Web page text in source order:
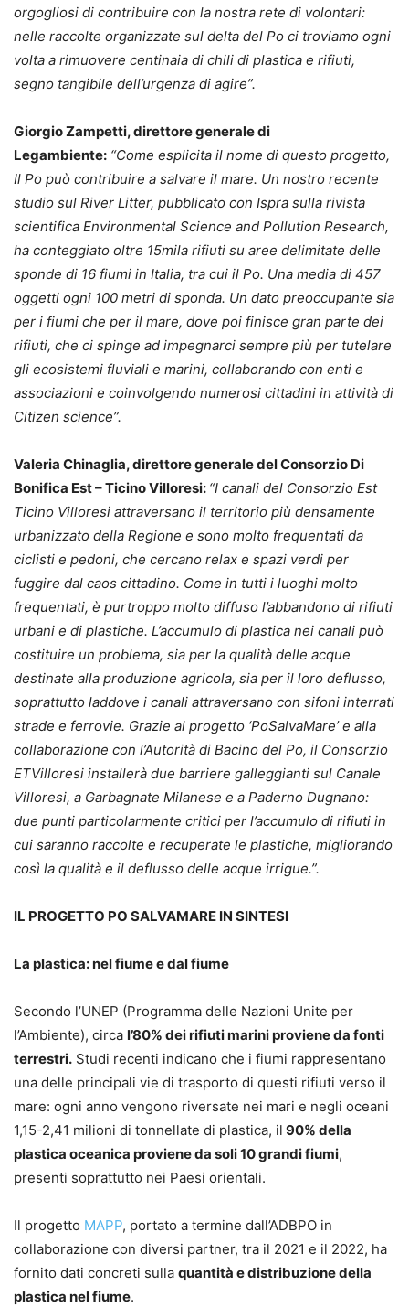
orgogliosi di contribuire con la nostra rete di volontari:
nelle raccolte organizzate sul delta del Po ci troviamo ogni
volta a rimuovere centinaia di chili di plastica e rifiuti,
segno tangibile dell’urgenza di agire”.
Giorgio Zampetti, direttore generale di
Legambiente: “Come esplicita il nome di questo progetto,
Il Po può contribuire a salvare il mare. Un nostro recente
studio sul River Litter, pubblicato con Ispra sulla rivista
scientifica Environmental Science and Pollution Research,
ha conteggiato oltre 15mila rifiuti su aree delimitate delle
sponde di 16 fiumi in Italia, tra cui il Po. Una media di 457
oggetti ogni 100 metri di sponda. Un dato preoccupante sia
per i fiumi che per il mare, dove poi finisce gran parte dei
rifiuti, che ci spinge ad impegnarci sempre più per tutelare
gli ecosistemi fluviali e marini, collaborando con enti e
associazioni e coinvolgendo numerosi cittadini in attività di
Citizen science”.
Valeria Chinaglia, direttore generale del Consorzio Di
Bonifica Est – Ticino Villoresi: “I canali del Consorzio Est
Ticino Villoresi attraversano il territorio più densamente
urbanizzato della Regione e sono molto frequentati da
ciclisti e pedoni, che cercano relax e spazi verdi per
fuggire dal caos cittadino. Come in tutti i luoghi molto
frequentati, è purtroppo molto diffuso l’abbandono di rifiuti
urbani e di plastiche. L’accumulo di plastica nei canali può
costituire un problema, sia per la qualità delle acque
destinate alla produzione agricola, sia per il loro deflusso,
soprattutto laddove i canali attraversano con sifoni interrati
strade e ferrovie. Grazie al progetto ‘PoSalvaMare’ e alla
collaborazione con l’Autorità di Bacino del Po, il Consorzio
ETVilloresi installerà due barriere galleggianti sul Canale
Villoresi, a Garbagnate Milanese e a Paderno Dugnano:
due punti particolarmente critici per l’accumulo di rifiuti in
cui saranno raccolte e recuperate le plastiche, migliorando
così la qualità e il deflusso delle acque irrigue.”.
IL PROGETTO PO SALVAMARE IN SINTESI
La plastica: nel fiume e dal fiume
Secondo l’UNEP (Programma delle Nazioni Unite per
l’Ambiente), circa l’80% dei rifiuti marini proviene da fonti
terrestri. Studi recenti indicano che i fiumi rappresentano
una delle principali vie di trasporto di questi rifiuti verso il
mare: ogni anno vengono riversate nei mari e negli oceani
1,15-2,41 milioni di tonnellate di plastica, il 90% della
plastica oceanica proviene da soli 10 grandi fiumi,
presenti soprattutto nei Paesi orientali.
Il progetto MAPP, portato a termine dall’ADBPO in
collaborazione con diversi partner, tra il 2021 e il 2022, ha
fornito dati concreti sulla quantità e distribuzione della
plastica nel fiume.